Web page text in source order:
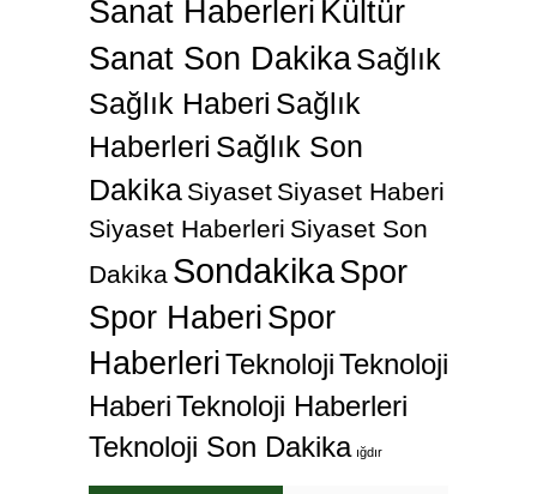
Sanat Haberleri Kültür
Sanat Son DakikaSağlık
Sağlık Haberi Sağlık
Haberleri Sağlık Son
Dakika Siyaset Siyaset Haberi
Siyaset Haberleri Siyaset Son
Dakika SondakikaSpor
Spor Haberi Spor
HaberleriTeknolojiTeknoloji
HaberiTeknoloji Haberleri
Teknoloji Son Dakika ığdır